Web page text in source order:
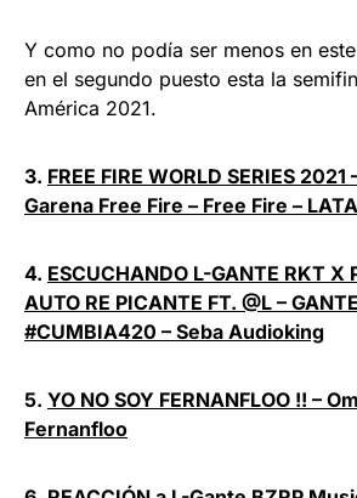
Y como no podía ser menos en
en el segundo puesto esta la
América 2021.
3. ​ FREE FIRE WORLD SERIES 2021
Garena Free Fire – Free Fire –
4.​ ESCUCHANDO L-GANTE RKT X
AUTO RE PICANTE FT. @L –
#CUMBIA420 – Seba Audioking
5.​ YO NO SOY FERNANFLOO !! –
Fernanfloo